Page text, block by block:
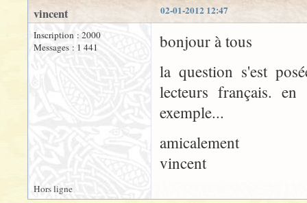
02-01-2012 12:47
vincent
Inscription : 2000
Messages : 1 441
bonjour à tous
la question s'est
lecteurs français.
exemple...
amicalement
vincent
Hors ligne